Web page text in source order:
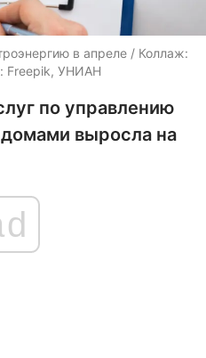
в апреле / Коллаж:
Freepik, УНИАН
по управлению
выросла на